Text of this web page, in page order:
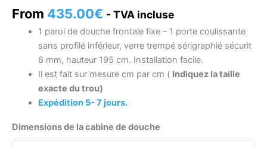
From 435.00€ - TVA incluse
1 paroi de douche frontale fixe – 1 porte coulissante
sans profilé inférieur, verre trempé sérigraphié sécurit
6 mm, hauteur 195 cm. Installation facile.
Il est fait sur mesure cm par cm ( Indiquez la taille
exacte du trou)
Expédition 5- 7 jours.
Dimensions de la cabine de douche